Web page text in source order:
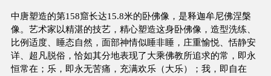
中唐塑造的第158窟长达15.8米的卧佛像，是释迦牟尼佛涅槃
像。艺术家以精湛的技艺，精心塑造这身卧佛像，造型洗练、
比例适度、睡态自然，面部神情似睡非睡，庄重愉悦、恬静安
详、超凡脱俗，恰如其分地表现了大乘佛教所追求的常，即永
恒常在；乐，即永无苦痛，充满欢乐（大乐）；我，即自在